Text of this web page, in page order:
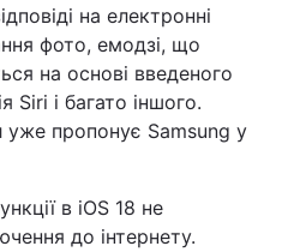
на електронні
фото, емодзі, що
на основі введеного
Siri і багато іншого.
уже пропонує Samsung у
в iOS 18 не
до інтернету.